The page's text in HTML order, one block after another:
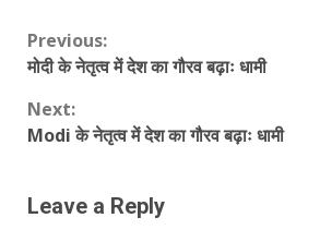
Continue
Reading
Previous:
मोदी के नेतृत्व में देश का गौरव बढ़ाः धामी
Next:
Modi के नेतृत्व में देश का गौरव बढ़ाः धामी
Leave a Reply